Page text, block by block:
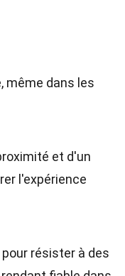
même dans les
et d'un
l'expérience
résister à des